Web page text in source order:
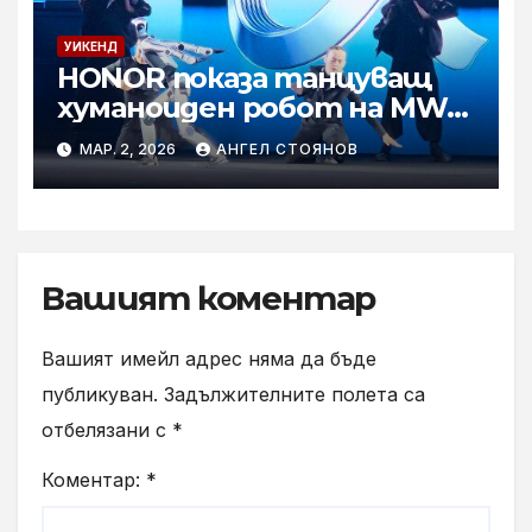
УИКЕНД
HONOR показа танцуващ
хуманоиден робот на MWC
2026
МАР. 2, 2026 АНГЕЛ СТОЯНОВ
Вашият коментар
Вашият имейл адрес няма да бъде
публикуван. Задължителните полета са
отбелязани с *
Коментар: *